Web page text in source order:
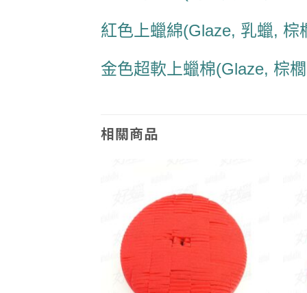
紅色上蠟綿(Glaze, 乳蠟, 棕
金色超軟上蠟棉(Glaze, 棕
相關商品